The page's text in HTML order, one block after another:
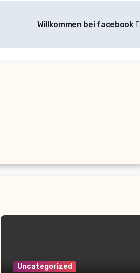
Willkommen bei facebook
Uncategorized